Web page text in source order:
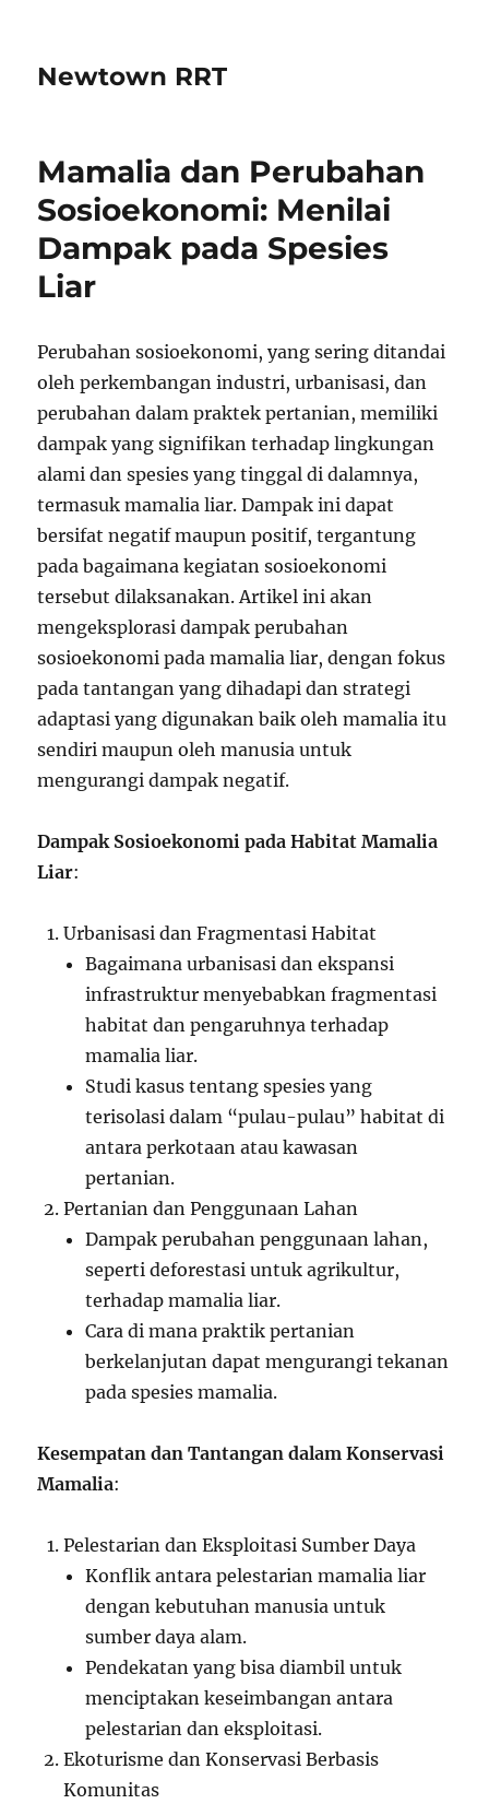
Newtown RRT
Mamalia dan Perubahan
Sosioekonomi: Menilai
Dampak pada Spesies
Liar
Perubahan sosioekonomi, yang sering ditandai
oleh perkembangan industri, urbanisasi, dan
perubahan dalam praktek pertanian, memiliki
dampak yang signifikan terhadap lingkungan
alami dan spesies yang tinggal di dalamnya,
termasuk mamalia liar. Dampak ini dapat
bersifat negatif maupun positif, tergantung
pada bagaimana kegiatan sosioekonomi
tersebut dilaksanakan. Artikel ini akan
mengeksplorasi dampak perubahan
sosioekonomi pada mamalia liar, dengan fokus
pada tantangan yang dihadapi dan strategi
adaptasi yang digunakan baik oleh mamalia itu
sendiri maupun oleh manusia untuk
mengurangi dampak negatif.
Dampak Sosioekonomi pada Habitat Mamalia
Liar:
Urbanisasi dan Fragmentasi Habitat
Bagaimana urbanisasi dan ekspansi
infrastruktur menyebabkan fragmentasi
habitat dan pengaruhnya terhadap
mamalia liar.
Studi kasus tentang spesies yang
terisolasi dalam “pulau-pulau” habitat di
antara perkotaan atau kawasan
pertanian.
Pertanian dan Penggunaan Lahan
Dampak perubahan penggunaan lahan,
seperti deforestasi untuk agrikultur,
terhadap mamalia liar.
Cara di mana praktik pertanian
berkelanjutan dapat mengurangi tekanan
pada spesies mamalia.
Kesempatan dan Tantangan dalam Konservasi
Mamalia:
Pelestarian dan Eksploitasi Sumber Daya
Konflik antara pelestarian mamalia liar
dengan kebutuhan manusia untuk
sumber daya alam.
Pendekatan yang bisa diambil untuk
menciptakan keseimbangan antara
pelestarian dan eksploitasi.
Ekoturisme dan Konservasi Berbasis
Komunitas